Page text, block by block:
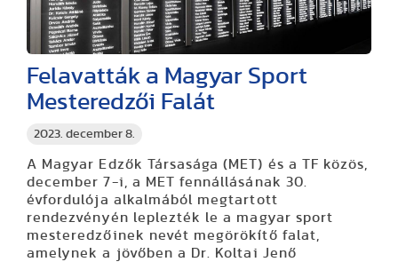
2023. december 8.
Felavatták a Magyar Sport
Mesteredzői Falát
A Magyar Edzők Társasága (MET) és a TF közös,
december 7-i, a MET fennállásának 30.
évfordulója alkalmából megtartott
rendezvényén leplezték le a magyar sport
mesteredzőinek nevét megörökítő falat,
amelynek a jövőben a Dr. Koltai Jenő